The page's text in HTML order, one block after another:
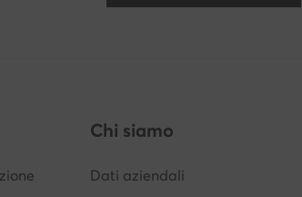
Chi siamo
Dati aziendali